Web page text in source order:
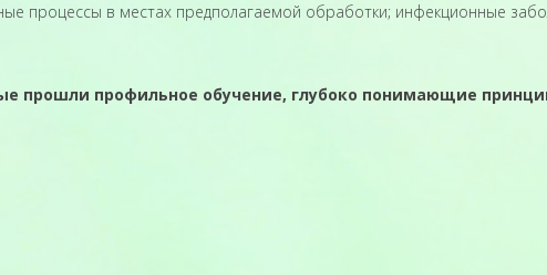
процессы в местах предполагаемой обработки; инфекционные
прошли профильное обучение, глубоко понимающие